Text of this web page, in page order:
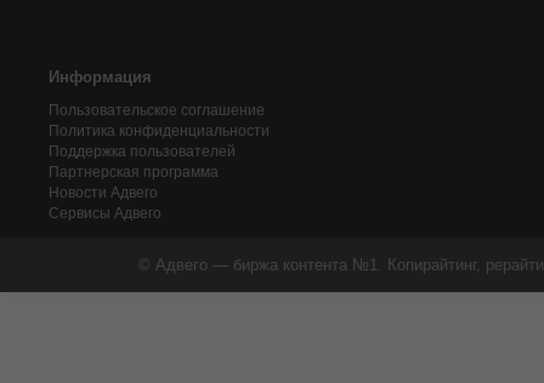
Информация
Пользовательское соглашение
Политика конфиденциальности
Поддержка пользователей
Партнерская программа
Новости Адвего
Сервисы Адвего
© Адвего — биржа контента №1. Копирайтинг,